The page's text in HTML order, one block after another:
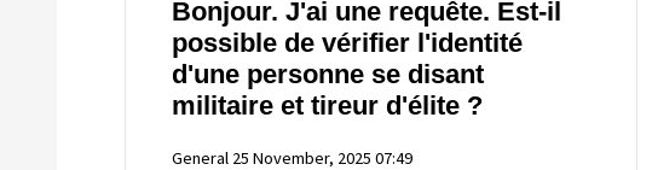
Bonjour. J'ai une requête. Est-il
possible de vérifier l'identité
d'une personne se disant
militaire et tireur d'élite ?
General 25 November, 2025 07:49